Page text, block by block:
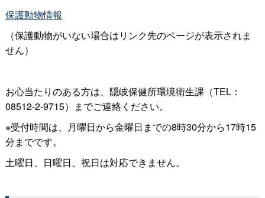
保護動物情報
（保護動物がいない場合はリンク先のページが表示されま
せん）
お心当たりのある方は、隠岐保健所環境衛生課（TEL：
08512-2-9715）までご連絡ください。
※受付時間は、月曜日から金曜日までの8時30分から17時15
分までです。
土曜日、日曜日、祝日は対応できません。